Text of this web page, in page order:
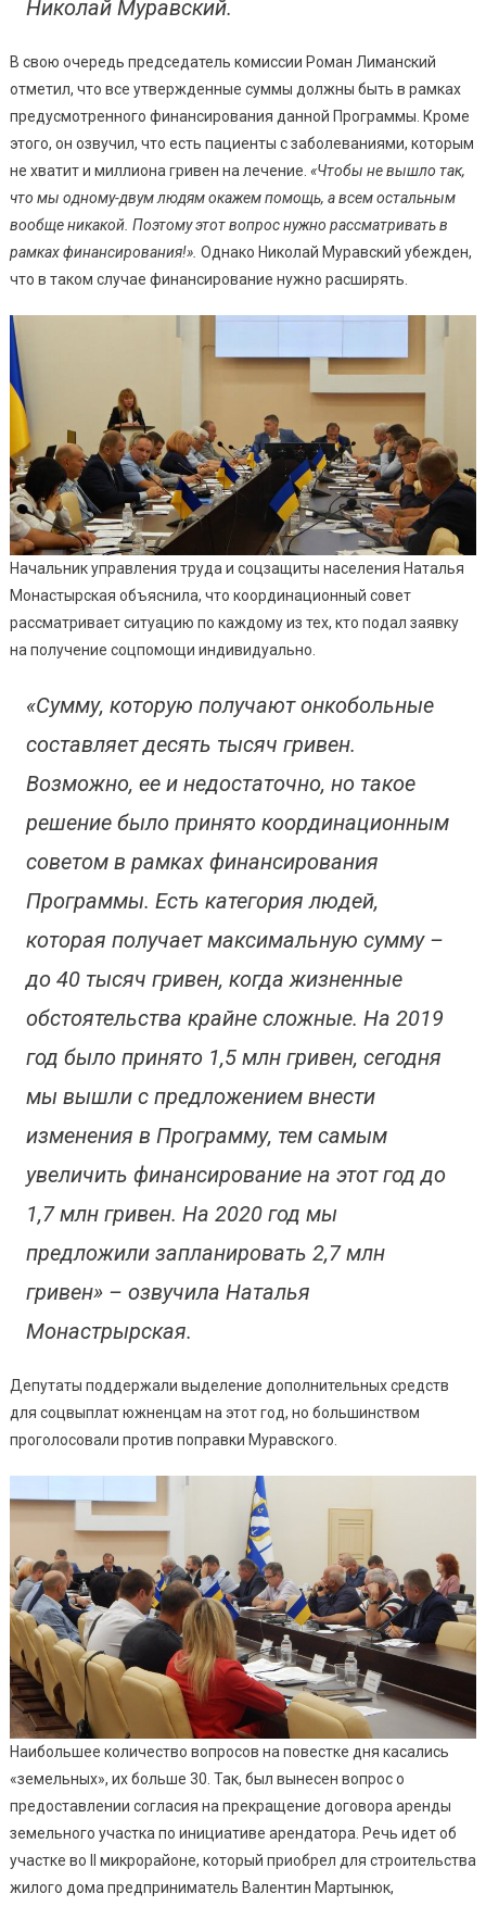
Николай Муравский.
В свою очередь председатель комиссии Роман Лиманский
отметил, что все утвержденные суммы должны быть в рамках
предусмотренного финансирования данной Программы. Кроме
этого, он озвучил, что есть пациенты с заболеваниями, которым
не хватит и миллиона гривен на лечение. «Чтобы не вышло так,
что мы одному-двум людям окажем помощь, а всем остальным
вообще никакой. Поэтому этот вопрос нужно рассматривать в
рамках финансирования!». Однако Николай Муравский убежден,
что в таком случае финансирование нужно расширять.
Начальник управления труда и соцзащиты населения Наталья
Монастырская объяснила, что координационный совет
рассматривает ситуацию по каждому из тех, кто подал заявку
на получение соцпомощи индивидуально.
«Сумму, которую получают онкобольные
составляет десять тысяч гривен.
Возможно, ее и недостаточно, но такое
решение было принято координационным
советом в рамках финансирования
Программы. Есть категория людей,
которая получает максимальную сумму –
до 40 тысяч гривен, когда жизненные
обстоятельства крайне сложные. На 2019
год было принято 1,5 млн гривен, сегодня
мы вышли с предложением внести
изменения в Программу, тем самым
увеличить финансирование на этот год до
1,7 млн гривен. На 2020 год мы
предложили запланировать 2,7 млн
гривен» – озвучила Наталья
Монастрырская.
Депутаты поддержали выделение дополнительных средств
для соцвыплат южненцам на этот год, но большинством
проголосовали против поправки Муравского.
Наибольшее количество вопросов на повестке дня касались
«земельных», их больше 30. Так, был вынесен вопрос о
предоставлении согласия на прекращение договора аренды
земельного участка по инициативе арендатора. Речь идет об
участке во II микрорайоне, который приобрел для строительства
жилого дома предприниматель Валентин Мартынюк,